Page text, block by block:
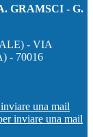
GRAMSCI - G.
- VIA
- 70016
una mail
inviare una mail